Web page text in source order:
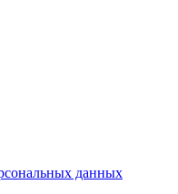
данных